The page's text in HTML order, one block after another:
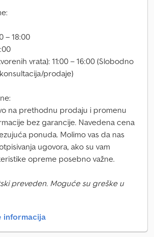
– 18:00
vrata): 11:00 – 16:00 (Slobodno
prodaje)
na prethodnu prodaju i promenu
bez garancije. Navedena cena
ponuda. Molimo vas da nas
ugovora, ako su vam
opreme posebno važne.
preveden. Moguće su greške u
informacija